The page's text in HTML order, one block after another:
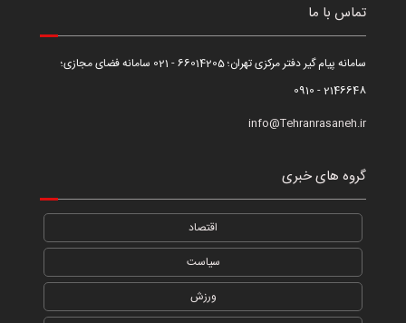
تماس با ما
سامانه پیام گیر دفتر مرکزی تهران؛ 66014205 - 021 سامانه فضای مجازی؛
2146648 - 0910
info@Tehranrasaneh.ir
گروه های خبری
اقتصاد
سیاست
ورزش